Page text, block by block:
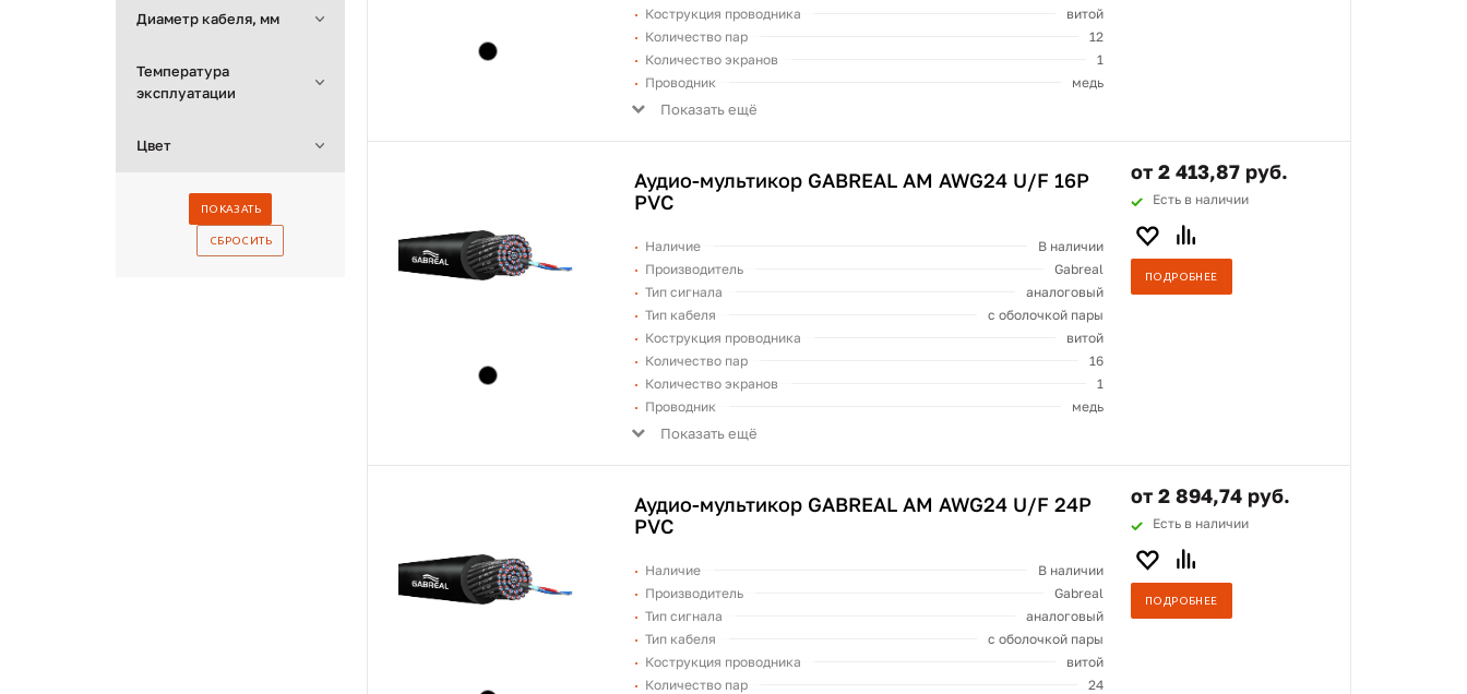
Диаметр кабеля, мм
Температура
эксплуатации
Цвет
Кострукция проводника
витой
Количество пар
12
Количество экранов
1
Проводник
медь
Показать ещё
Аудио-мультикор GABREAL AM AWG24 U/F 16P
PVC
Наличие
В наличии
Производитель
Gabreal
Тип сигнала
аналоговый
Тип кабеля
с оболочкой пары
Кострукция проводника
витой
Количество пар
16
Количество экранов
1
Проводник
медь
Показать ещё
от 2 413,87 руб.
Есть в наличии
ПОДРОБНЕЕ
Аудио-мультикор GABREAL AM AWG24 U/F 24P
PVC
Наличие
В наличии
Производитель
Gabreal
Тип сигнала
аналоговый
Тип кабеля
с оболочкой пары
Кострукция проводника
витой
Количество пар
24
от 2 894,74 руб.
Есть в наличии
ПОДРОБНЕЕ